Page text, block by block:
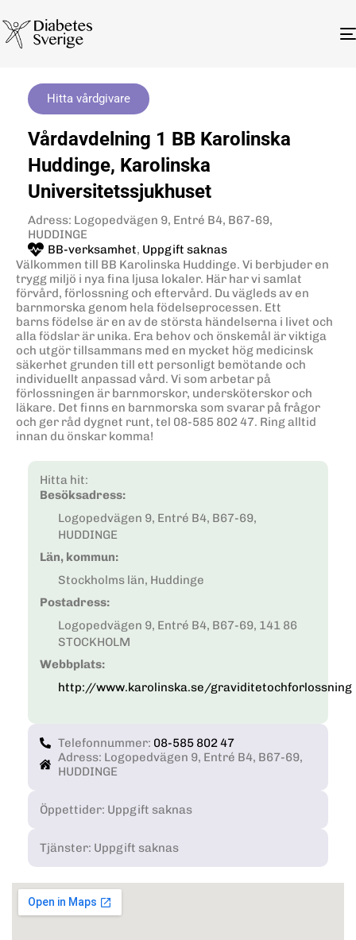
Hitta vårdgivare
Vårdavdelning 1 BB Karolinska
Huddinge, Karolinska
Universitetssjukhuset
Adress: Logopedvägen 9, Entré B4, B67-69,
HUDDINGE
BB-verksamhet, Uppgift saknas
Välkommen till BB Karolinska Huddinge. Vi berbjuder en
trygg miljö i nya fina ljusa lokaler. Här har vi samlat
förvård, förlossning och eftervård. Du vägleds av en
barnmorska genom hela födelseprocessen. Ett
barns födelse är en av de största händelserna i livet och
alla födslar är unika. Era behov och önskemål är viktiga
och utgör tillsammans med en mycket hög medicinsk
säkerhet grunden till ett personligt bemötande och
individuellt anpassad vård. Vi som arbetar på
förlossningen är barnmorskor, undersköterskor och
läkare. Det finns en barnmorska som svarar på frågor
och ger råd dygnet runt, tel 08-585 802 47. Ring alltid
innan du önskar komma!
Hitta hit:
Besöksadress:
Logopedvägen 9, Entré B4, B67-69,
HUDDINGE
Län, kommun:
Stockholms län, Huddinge
Postadress:
Logopedvägen 9, Entré B4, B67-69, 141 86
STOCKHOLM
Webbplats:
http://www.karolinska.se/graviditetochforlossning
Telefonnummer: 08-585 802 47
Adress: Logopedvägen 9, Entré B4, B67-69,
HUDDINGE
Öppettider: Uppgift saknas
Tjänster: Uppgift saknas